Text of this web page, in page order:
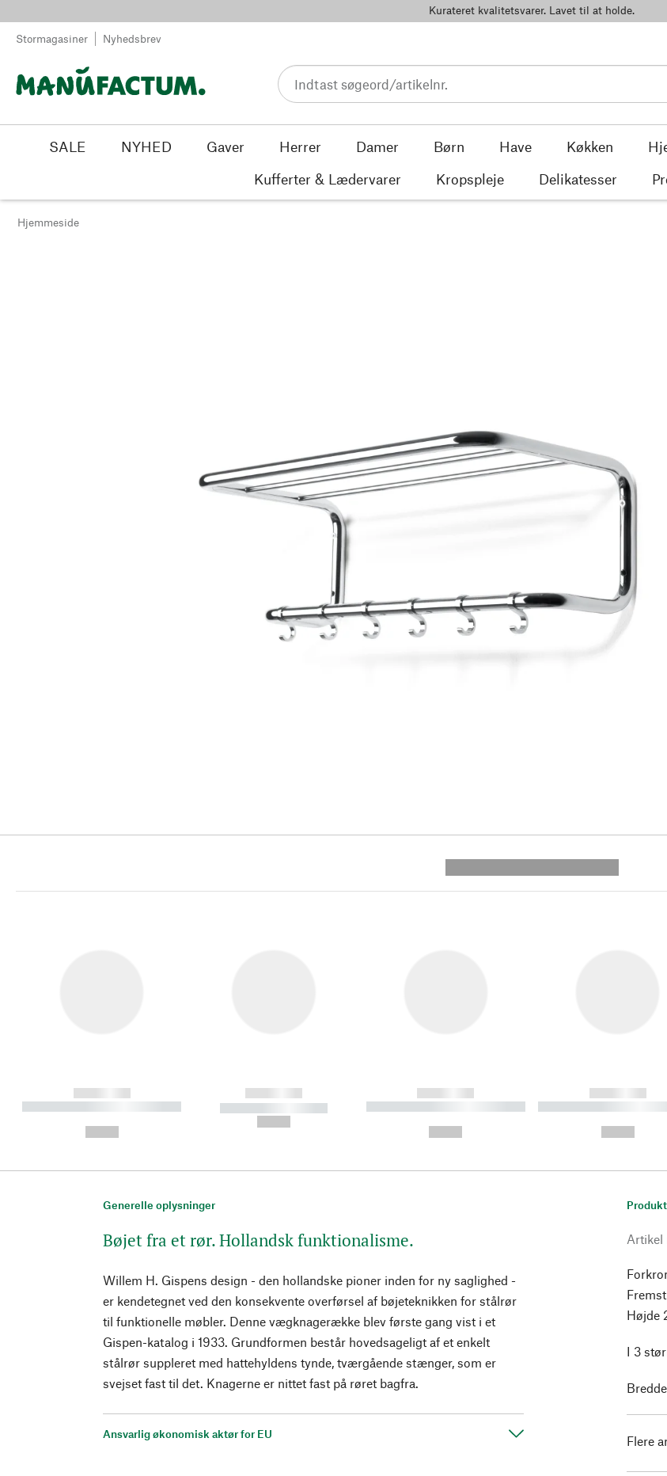
Kurateret kvalitetsvarer. Lavet til at holde.
Stormagasiner Nyhedsbrev
SALE NYHED Gaver Herrer Damer Børn Have Køkken
Kufferter & Lædervarer
Kropspleje Delikatesser
Hjemmeside
------------
----------- ----------- ----------
------------
----------- -----------
------------
----------- ----------- ----------
------------
----------- -----------
Generelle oplysninger
Bøjet fra et rør. Hollandsk funktionalisme.
Willem H. Gispens design - den hollandske pioner inden for ny saglighed -
er kendetegnet ved den konsekvente overførsel af bøjeteknikken for stålrør
til funktionelle møbler. Denne vægknagerække blev første gang vist i et
Gispen-katalog i 1933. Grundformen består hovedsageligt af et enkelt
stålrør suppleret med hattehyldens tynde, tværgående stænger, som er
svejset fast til det. Knagerne er nittet fast på røret bagfra.
Ansvarlig økonomisk aktør for EU
Artikel
Højde
I 3
Flere